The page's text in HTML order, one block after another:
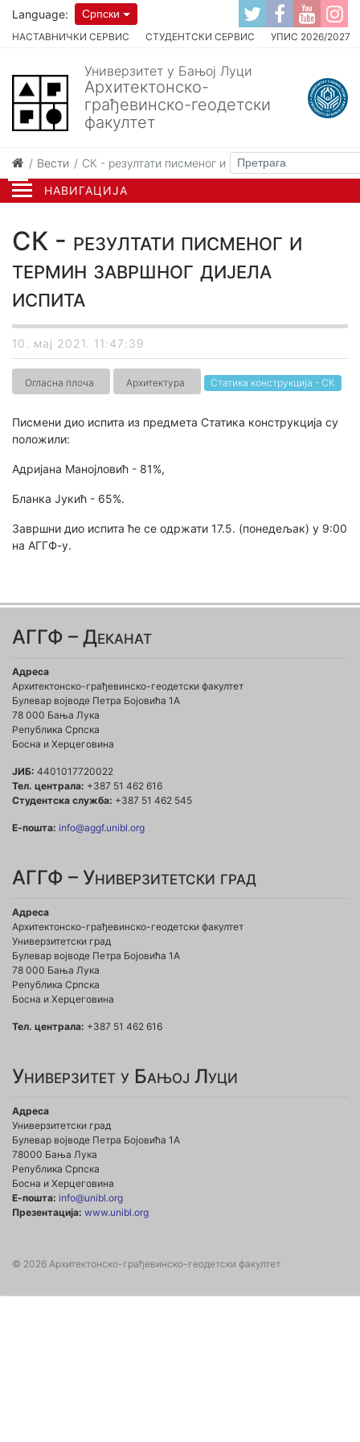
НАВИГАЦИЈА
НАСТАВНИЧКИ СЕРВИС СТУДЕНТСКИ СЕРВИС УПИС 2026/2027
Language: Српски
Универзитет у Бањој Луци
Архитектонско-
грађевинско-геодетски
факултет
Вести СК - резултати писменог и термин завршног
СК - резултати писменог и
термин завршног дијела
испита
10. мај 2021. 11:47:39
Огласна плоча Архитектура Статика конструкција - СК
Писмени дио испита из предмета Статика конструкција су
положили:
Адријана Манојловић - 81%,
Бланка Јукић - 65%.
Завршни дио испита ће се одржати 17.5. (понедељак) у 9:00
на АГГФ-у.
АГГФ – Деканат
Адреса
Архитектонско-грађевинско-геодетски факултет
Булевар војводе Петра Бојовића 1A
78 000 Бања Лука
Република Српска
Босна и Херцеговина
ЈИБ: 4401017720022
Тел. централа: +387 51 462 616
Студентска служба: +387 51 462 545
Е-пошта: info@aggf.unibl.org
АГГФ – Универзитетски град
Адреса
Архитектонско-грађевинско-геодетски факултет
Универзитетски град
Булевар војводе Петра Бојовића 1A
78 000 Бања Лука
Република Српска
Босна и Херцеговина
Тел. централа: +387 51 462 616
Универзитет у Бањој Луци
Адреса
Универзитетски град
Булевар војводе Петра Бојовића 1А
78000 Бања Лука
Република Српска
Босна и Херцеговина
Е-пошта: info@unibl.org
Презентација: www.unibl.org
© 2026 Архитектонско-грађевинско-геодетски факултет